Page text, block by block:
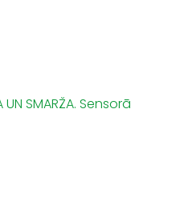
SMARŽA. Sensorā